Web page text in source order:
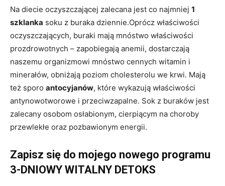
Na diecie oczyszczającej zalecana jest co najmniej 1
szklanka soku z buraka dziennie.Oprócz właściwości
oczyszczających, buraki mają mnóstwo właściwości
prozdrowotnych – zapobiegają anemii, dostarczają
naszemu organizmowi mnóstwo cennych witamin i
minerałów, obniżają poziom cholesterolu we krwi. Mają
też sporo antocyjanów, które wykazują właściwości
antynowotworowe i przeciwzapalne. Sok z buraków jest
zalecany osobom osłabionym, cierpiącym na choroby
przewlekłe oraz pozbawionym energii.
Zapisz się do mojego nowego programu
3-DNIOWY WITALNY DETOKS